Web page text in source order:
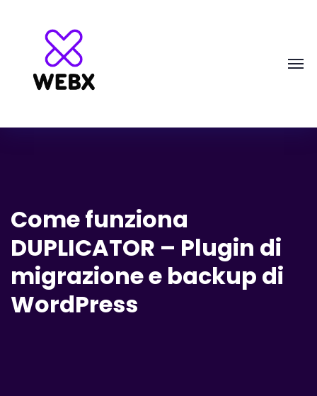
Come funziona
DUPLICATOR – Plugin di
migrazione e backup di
WordPress